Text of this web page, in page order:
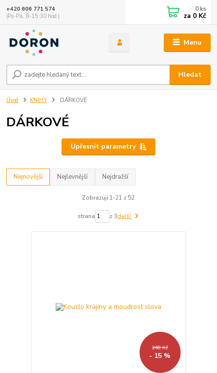
Menu
Hledat
+420 606 771 574
(Po-Pá, 8-15:30 hod.)
0 ks
za 0 Kč
Úvod KNIHY DÁRKOVÉ
DÁRKOVÉ
Upřesnit parametry
Nejnovější Nejlevnější Nejdražší
Zobrazuji 1-21 z 52
strana z 3další
268 Kč
- 15 %